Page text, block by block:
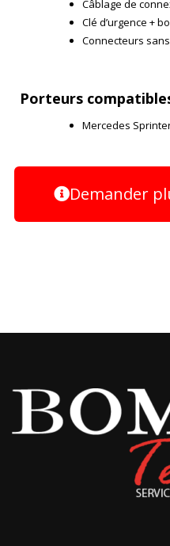
Câblage de
Clé d’urgence +
Connecteurs
Porteurs
Mercedes
Demander